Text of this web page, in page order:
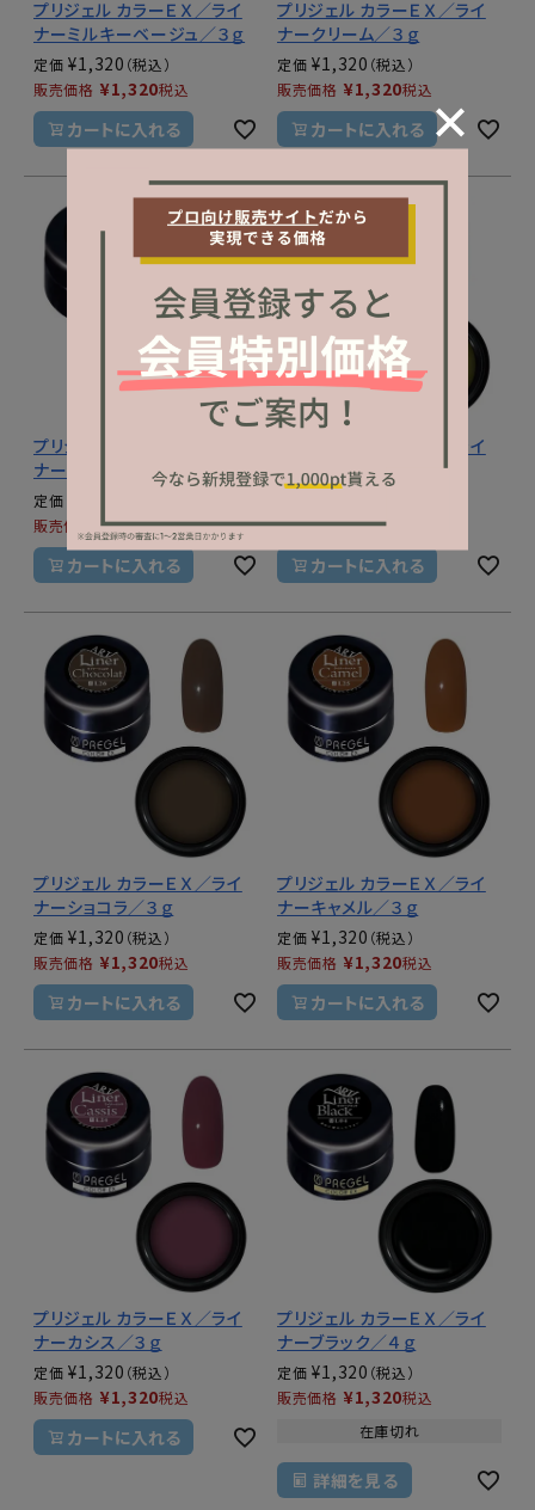
プリジェル カラーＥＸ／ライ
ナーミルキーベージュ／３ｇ
定価 ¥1,320
販売価格 ¥1,320税込
カートに入れる
プリジェル カラーＥＸ／ライ
ナークリーム／３ｇ
定価 ¥1,320
販売価格 ¥1,320税込
カートに入れる
プリジェル カラーＥＸ／ライ
ナーマスタード／３ｇ
定価
販売価格 ¥1,320税込
カートに入れる
プリジェル カラーＥＸ／ライ
ナーオリーブ／３ｇ
販売価格 ¥1,320
カートに入れる
プリジェル カラーＥＸ／ライ
ナーショコラ／３ｇ
定価 ¥1,320
販売価格 ¥1,320税込
カートに入れる
プリジェル カラーＥＸ／ライ
ナーキャメル／３ｇ
定価 ¥1,320
販売価格 ¥1,320税込
カートに入れる
プリジェル カラーＥＸ／ライ
ナーカシス／３ｇ
定価 ¥1,320
販売価格 ¥1,320税込
カートに入れる
プリジェル カラーＥＸ／ライ
ナーブラック／４ｇ
定価 ¥1,320
販売価格 ¥1,320税込
在庫切れ
詳細を見る